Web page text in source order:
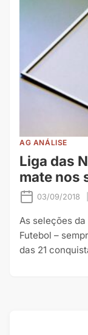
AG ANÁLISE
Liga das
mate nos
03/09/2018
As seleções da
Futebol –
das 21